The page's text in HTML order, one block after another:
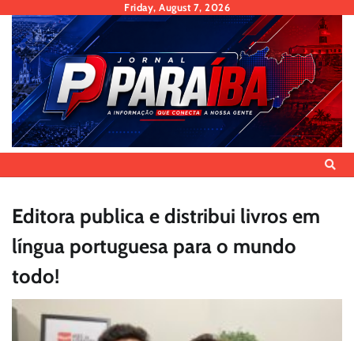
content
Friday, August 7, 2026
Editora publica e distribui livros em
língua portuguesa para o mundo
todo!